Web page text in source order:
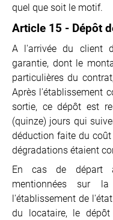
quel que soit le motif.
Article 15 - Dépôt
A l'arrivée du client
garantie, dont le
particulières du
Après l'établissement
sortie, ce dépôt est
(quinze) jours qui
déduction faite du
dégradations étaient
En cas de départ
mentionnées sur
l'établissement de
du locataire, le